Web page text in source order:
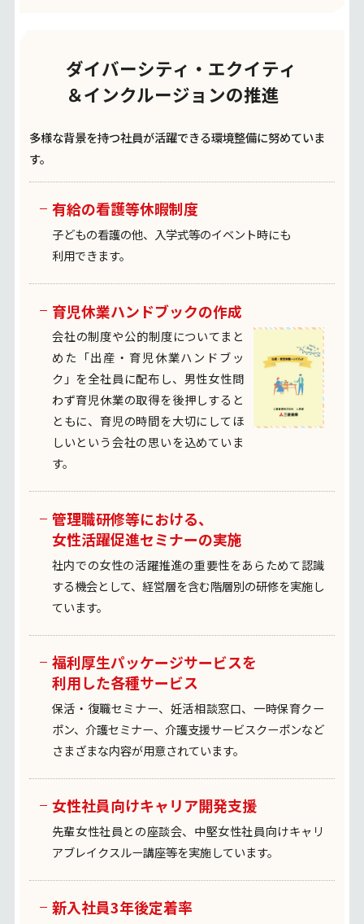
ダイバーシティ・エクイティ
＆インクルージョンの推進
多様な背景を持つ社員が活躍できる環境整備に努めていま
す。
有給の看護等休暇制度
子どもの看護の他、入学式等のイベント時にも
利用できます。
育児休業ハンドブックの作成
会社の制度や公的制度についてまと
めた 「出産・育児休業ハンドブッ
ク」を全社員に配布し、男性女性問
わず育児休業の取得を後押しすると
ともに、育児の時間を大切にしてほ
しいという会社の思いを込めていま
す。
管理職研修等における、
女性活躍促進セミナーの実施
社内での女性の活躍推進の重要性をあらためて認識
する機会として、 経営層を含む階層別の研修を実施し
ています。
福利厚生パッケージサービスを
利用した各種サービス
保活・復職セミナー、妊活相談窓口、一時保育クー
ポン、介護セミナー、介護支援サービスクーポンなど
さまざまな内容が用意されています。
女性社員向けキャリア開発支援
先輩女性社員との座談会、中堅女性社員向けキャリ
アブレイクスルー講座等を実施しています。
新入社員3年後定着率